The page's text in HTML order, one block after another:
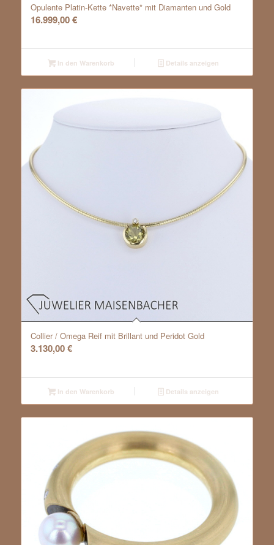
Opulente Platin-Kette *Navette* mit Diamanten und Gold
16.999,00€
In den Warenkorb Details anzeigen
Collier / Omega Reif mit Brillant und Peridot Gold
3.130,00€
In den Warenkorb Details anzeigen